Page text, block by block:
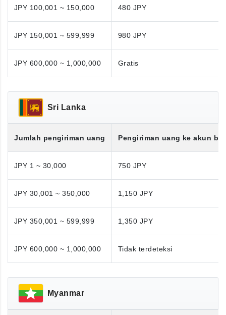
JPY 100,001 ~ 150,000 480 JPY
JPY 150,001 ~ 599,999 980 JPY
JPY 600,000 ~ 1,000,000 Gratis
Sri Lanka
Jumlah pengiriman uang Pengiriman uang ke akun
JPY 1 ~ 30,000 750 JPY
JPY 30,001 ~ 350,000 1,150 JPY
JPY 350,001 ~ 599,999 1,350 JPY
JPY 600,000 ~ 1,000,000 Tidak terdeteksi
Myanmar